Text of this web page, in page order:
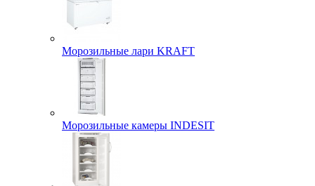
Морозильные лари KRAFT
Морозильные камеры INDESIT